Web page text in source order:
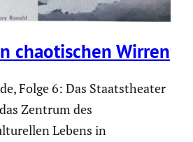
chaoti­schen Wirren
Folge 6: Das Staatstheater
Zentrum des
Lebens in